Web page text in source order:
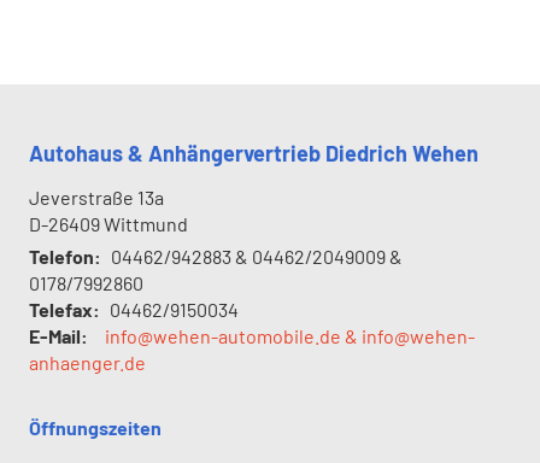
Autohaus & Anhängervertrieb Diedrich Wehen
Jeverstraße 13a
D-26409Wittmund
Telefon: 04462/942883 & 04462/2049009 &
0178/7992860
Telefax: 04462/9150034
E-Mail:
info@wehen-automobile.de & info@wehen-
anhaenger.de
Öffnungszeiten